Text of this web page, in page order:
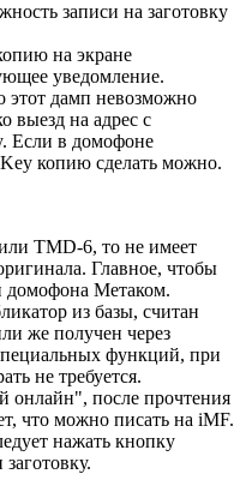
записи на заготовку
на экране
уведомление.
этот дамп невозможно
выезд на адрес с
Если в домофоне
копию сделать можно.
TMD-6, то не имеет
Главное, чтобы
домофона Метаком.
из базы, считан
же получен через
функций, при
не требуется.
онлайн", после прочтения
что можно писать на iMF.
нажать кнопку